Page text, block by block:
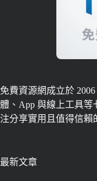
免費資源網成立於
體、App 與線上工具等
注分享實用且值得信賴
最新文章